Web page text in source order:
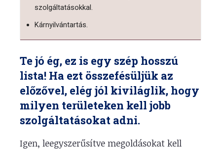
szolgáltatásokkal.
Kárnyilvántartás.
Te jó ég, ez is egy szép hosszú
lista! Ha ezt összefésüljük az
előzővel, elég jól kiviláglik, hogy
milyen területeken kell jobb
szolgáltatásokat adni.
Igen, leegyszerűsítve megoldásokat kell